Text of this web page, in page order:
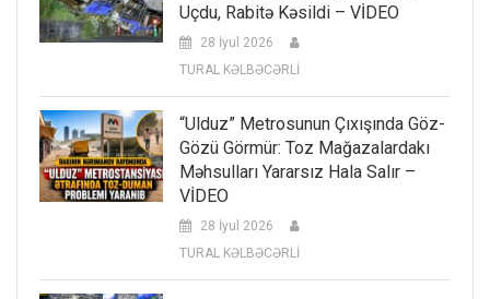
Uçdu, Rabitə Kəsildi – VİDEO
28 İyul 2026
TURAL KƏLBƏCƏRLİ
“Ulduz” Metrosunun Çıxışında Göz-
Gözü Görmür: Toz Mağazalardakı
Məhsulları Yararsız Hala Salır –
VİDEO
28 İyul 2026
TURAL KƏLBƏCƏRLİ